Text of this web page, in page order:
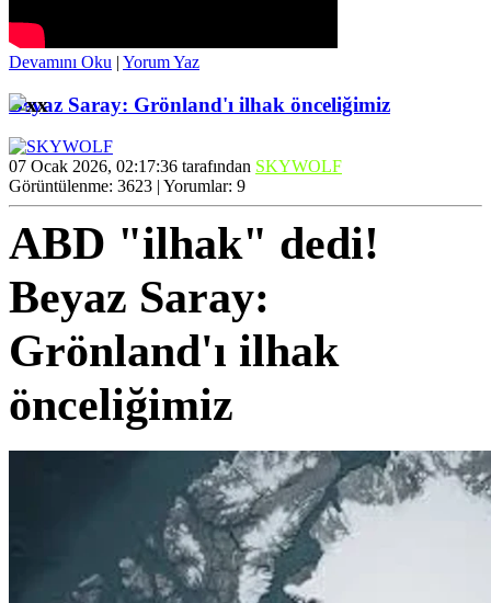
Devamını Oku | Yorum Yaz
Beyaz Saray: Grönland'ı ilhak önceliğimiz
07 Ocak 2026, 02:17:36 tarafından SKYWOLF
Görüntülenme: 3623 | Yorumlar: 9
ABD "ilhak" dedi!
Beyaz Saray:
Grönland'ı ilhak
önceliğimiz